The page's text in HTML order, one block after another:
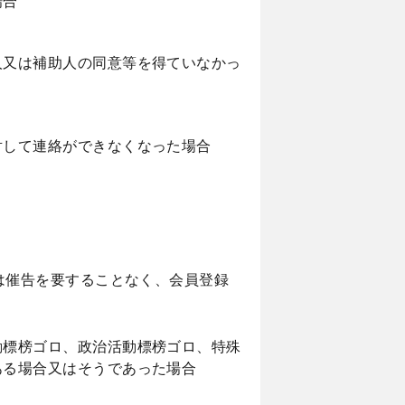
は補助人の同意等を得ていなかっ
て連絡ができなくなった場合
告を要することなく、会員登録
榜ゴロ、政治活動標榜ゴロ、特殊
場合又はそうであった場合